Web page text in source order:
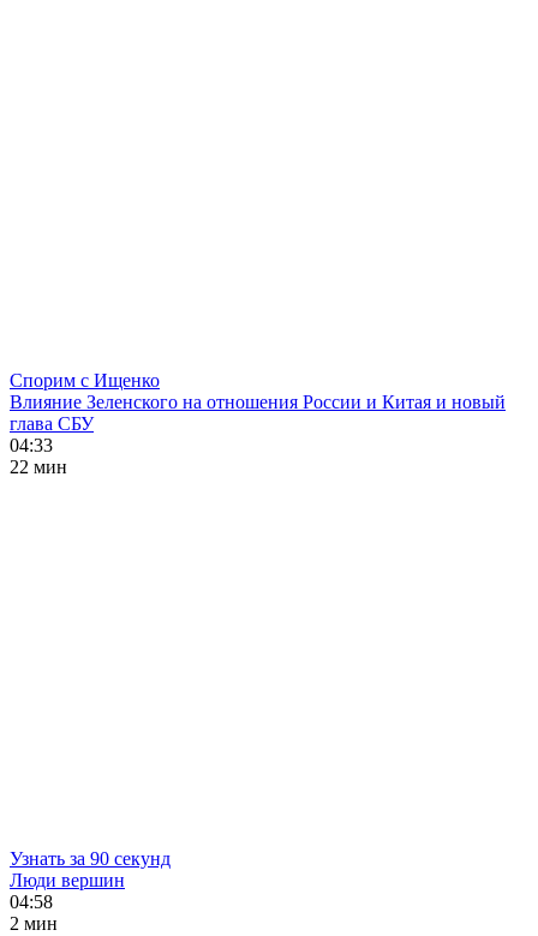
Спорим с Ищенко
Влияние Зеленского на отношения России и Китая и новый
глава СБУ
04:33
22 мин
Узнать за 90 секунд
Люди вершин
04:58
2 мин